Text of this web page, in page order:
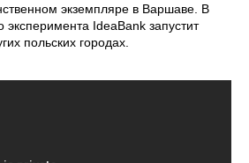
экземпляре в Варшаве. В
эксперимента IdeaBank запустит
польских городах.